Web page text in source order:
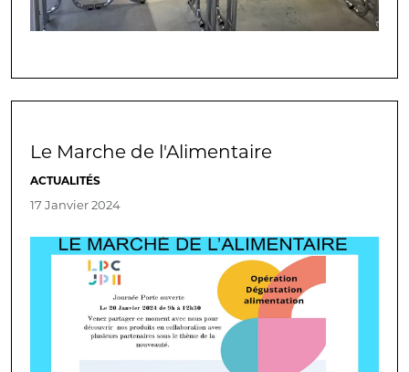
Le Marche de l'Alimentaire
ACTUALITÉS
17 Janvier 2024